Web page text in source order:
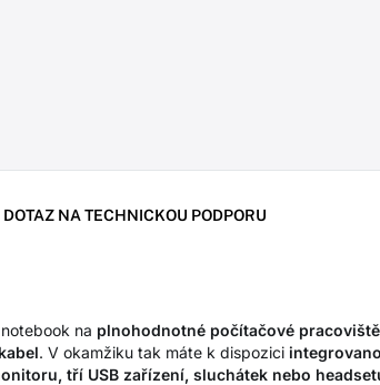
DOTAZ NA TECHNICKOU PODPORU
na plnohodnotné počítačové pracoviště
. V okamžiku tak máte k dispozici
tří USB zařízení, sluchátek nebo